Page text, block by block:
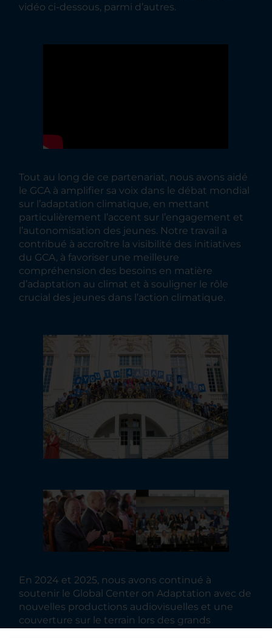
vidéo ci-dessous, parmi d’autres.
Tout au long de ce partenariat, nous avons aidé
le GCA à amplifier sa voix dans le débat mondial
sur l’adaptation climatique, en mettant
particulièrement l’accent sur l’engagement et
l’autonomisation des jeunes. Notre travail a
contribué à accroître la visibilité des initiatives
du GCA, à favoriser une meilleure
compréhension des besoins en matière
d’adaptation au climat et à souligner le rôle
crucial des jeunes dans l’action climatique.
En 2024 et 2025, nous avons continué à
soutenir le Global Center on Adaptation avec de
nouvelles productions audiovisuelles et une
couverture sur le terrain lors des grands